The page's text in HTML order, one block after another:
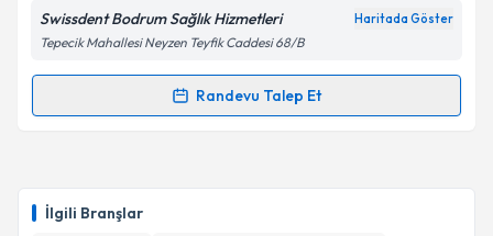
İlgili Branşlar
Swissdent Bodrum Sağlık Hizmetleri Haritada Göster
Tepecik Mahallesi Neyzen Teyfik Caddesi 68/B
Randevu Talep Et
Randevu Takvimi Talebi
takvim hazırlandığında e-posta ile bilgilendireceğiz.